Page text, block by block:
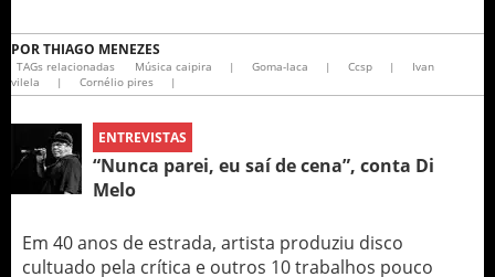
PORTHIAGO MENEZES
TAGs relacionadas Música caipira | Goma-laca | Ccsp |
Ivan
vilela
| Cornélio pires |
ENTREVISTAS
“Nunca parei, eu saí de cena”, conta Di
Melo
Em 40 anos de estrada, artista produziu disco
cultuado pela crítica e outros 10 trabalhos pouco